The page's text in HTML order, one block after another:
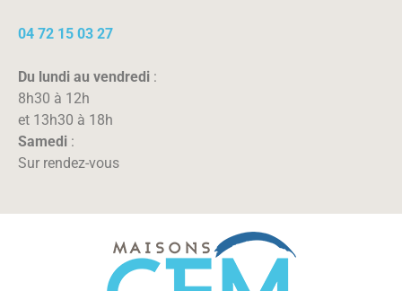
04 72 15 03 27
Du lundi au vendredi :
8h30 à 12h
et 13h30 à 18h
Samedi :
Sur rendez-vous